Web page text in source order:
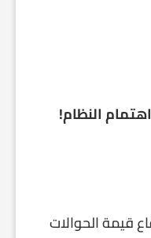
النظام!
قيمة الحوالات